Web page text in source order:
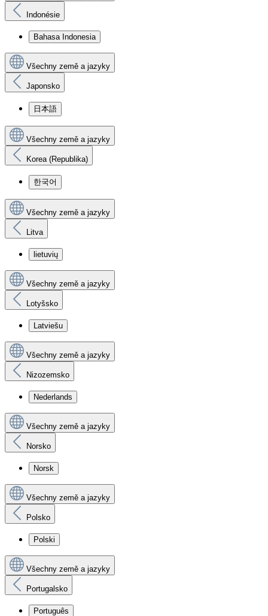
Indonésie
Bahasa Indonesia
Všechny země a jazyky
Japonsko
日本語
Všechny země a jazyky
Korea (Republika)
한국어
Všechny země a jazyky
Litva
lietuvių
Všechny země a jazyky
Lotyšsko
Latviešu
Všechny země a jazyky
Nizozemsko
Nederlands
Všechny země a jazyky
Norsko
Norsk
Všechny země a jazyky
Polsko
Polski
Všechny země a jazyky
Portugalsko
Português